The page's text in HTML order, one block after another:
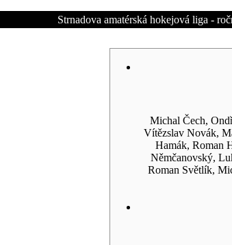
Strnadova amatérská hokejová liga -
Michal Čech,
Vítězslav Novák,
Hamák, Roman
Němčanovský,
Roman Světlík,